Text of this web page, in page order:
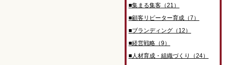
■集まる集客（21）
■顧客リピーター育成（7）
■ブランディング（12）
■経営戦略（9）
■人材育成・組織づくり（24）